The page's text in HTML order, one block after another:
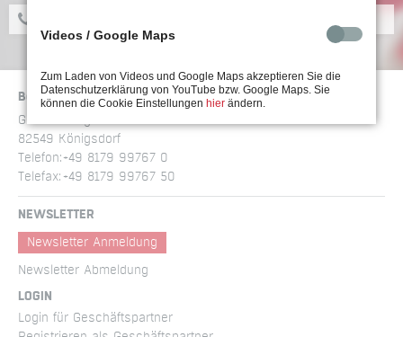
Böllhoff Stöger Schraubtechnik GmbH
Gewerbering am Brand 1
82549 Königsdorf
Telefon:+49 8179 99767 0
Telefax:+49 8179 99767 50
NEWSLETTER
Newsletter Anmeldung
Newsletter Abmeldung
LOGIN
Login für Geschäftspartner
Videos / Google Maps
Zum Laden von Videos und Google Maps akzeptieren Sie die
Datenschutzerklärung von YouTube bzw. Google Maps. Sie
können die Cookie Einstellungen hier ändern.